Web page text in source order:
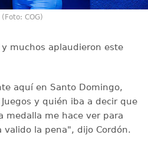
COG)
muchos aplaudieron este
aquí en Santo Domingo,
y quién iba a decir que
medalla me hace ver para
la pena", dijo Cordón.